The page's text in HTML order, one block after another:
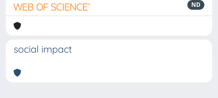
ND
social impact